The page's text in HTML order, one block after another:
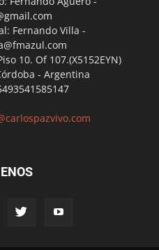
Fernando Villa -
10. Of 107.(X5152EYN)
- Argentina